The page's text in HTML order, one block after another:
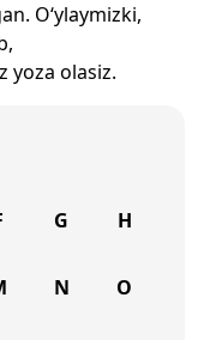
O‘ylaymizki,
yoza olasiz.
G H
N O